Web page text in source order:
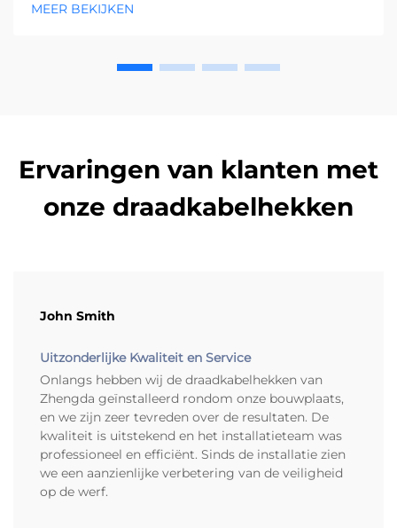
praktijken.
MEER BEKIJKEN
Ervaringen van klanten met
onze draadkabelhekken
John Smith
Uitzonderlijke Kwaliteit en Service
Onlangs hebben wij de draadkabelhekken van
Zhengda geïnstalleerd rondom onze bouwplaats,
en we zijn zeer tevreden over de resultaten. De
kwaliteit is uitstekend en het installatieteam was
professioneel en efficiënt. Sinds de installatie zien
we een aanzienlijke verbetering van de veiligheid
op de werf.